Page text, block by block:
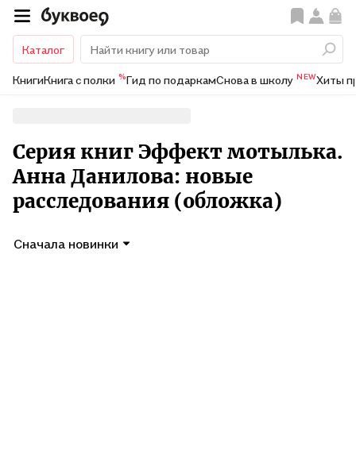
Каталог
КнигиКнига с полки %Гид по подаркамСнова в школу NEWХиты
Серия книг Эффект мотылька.
Анна Данилова: новые
расследования (обложка)
Сначала новинки